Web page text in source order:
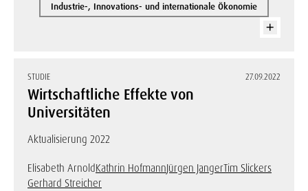
Industrie-, Innovations- und internationale Ökonomie
STUDIE 27.09.2022
Wirtschaftliche Effekte von
Universitäten
Aktualisierung 2022
Elisabeth ArnoldKathrin HofmannJürgen JangerTim Slickers
Gerhard Streicher